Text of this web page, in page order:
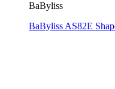
BaByliss
BaByliss AS82E